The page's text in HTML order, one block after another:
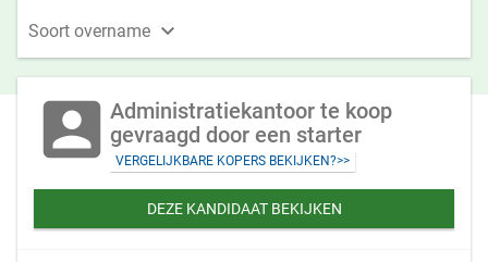
Soort overname 
account_box Administratiekantoor te koop
gevraagd door een starter
VERGELIJKBARE KOPERS BEKIJKEN?>>
DEZE KANDIDAAT BEKIJKEN